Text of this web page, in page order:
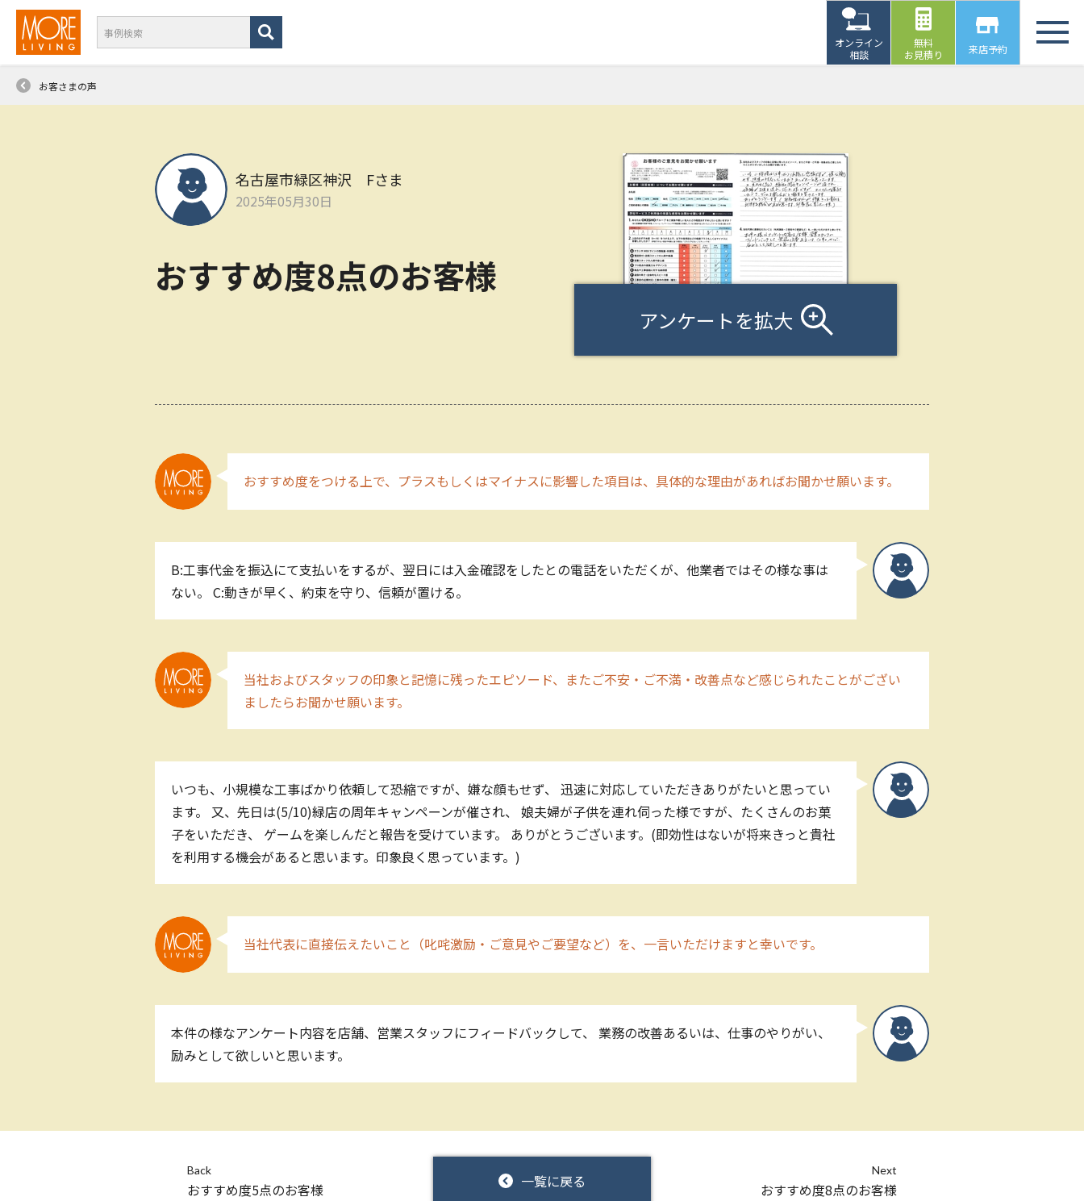
オンライン
相談
無料
お見積り
来店予約
お客さまの声
名古屋市緑区神沢 Fさま
2025年05月30日
おすすめ度8点のお客様
アンケートを拡大
おすすめ度をつける上で、プラスもしくはマイナスに影響した項目は、具体的な理由があればお聞かせ願います。
B:工事代金を振込にて支払いをするが、翌日には入金確認をしたとの電話をいただくが、他業者ではその様な事は
ない。 C:動きが早く、約束を守り、信頼が置ける。
当社およびスタッフの印象と記憶に残ったエピソード、またご不安・ご不満・改善点など感じられたことがござい
ましたらお聞かせ願います。
いつも、小規模な工事ばかり依頼して恐縮ですが、嫌な顔もせず、 迅速に対応していただきありがたいと思ってい
ます。 又、先日は(5/10)緑店の周年キャンペーンが催され、 娘夫婦が子供を連れ伺った様ですが、たくさんのお菓
子をいただき、 ゲームを楽しんだと報告を受けています。 ありがとうございます。(即効性はないが将来きっと貴社
を利用する機会があると思います。印象良く思っています。)
当社代表に直接伝えたいこと（叱咤激励・ご意見やご要望など）を、一言いただけますと幸いです。
本件の様なアンケート内容を店舗、営業スタッフにフィードバックして、 業務の改善あるいは、仕事のやりがい、
励みとして欲しいと思います。
Back
おすすめ度5点のお客様 一覧に戻る
Next
おすすめ度8点のお客様